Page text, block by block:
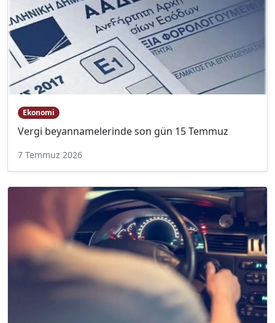
Ekonomi
Vergi beyannamelerinde son gün 15 Temmuz
7 Temmuz 2026